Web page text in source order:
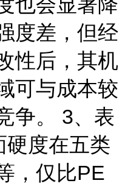
度差，但经
性后，其机
可与成本较
争。 3、表
硬度在五类
，仅比PE